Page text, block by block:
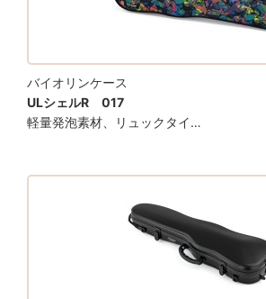
バイオリンケース
ULシェルR 017
軽量発泡素材、リュックタイ…